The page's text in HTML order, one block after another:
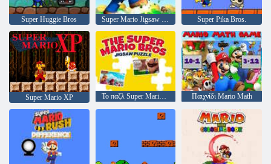
Super Huggie Bros Super Mario Jigsaw Puzzle: σεζόν 2 Super Pika Bros.
Super Mario XP Το παζλ Super Mario Bros Παιχνίδι Mario Math